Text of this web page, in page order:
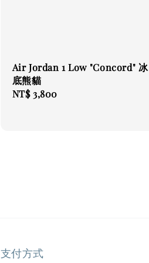
Air Jordan 1 Low "Concord" 冰
底熊貓
Regular
NT$ 3,800
支付方式